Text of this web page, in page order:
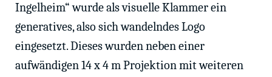
Ingelheim“ wurde als visuelle Klammer ein
generatives, also sich wandelndes Logo
eingesetzt. Dieses wurden neben einer
aufwändigen 14 x 4 m Projektion mit weiteren